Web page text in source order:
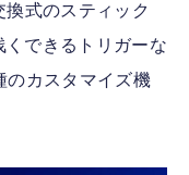
式のスティック
できるトリガーな
のカスタマイズ機